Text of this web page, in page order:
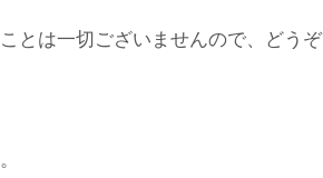
とは一切ございませんので、どうぞ